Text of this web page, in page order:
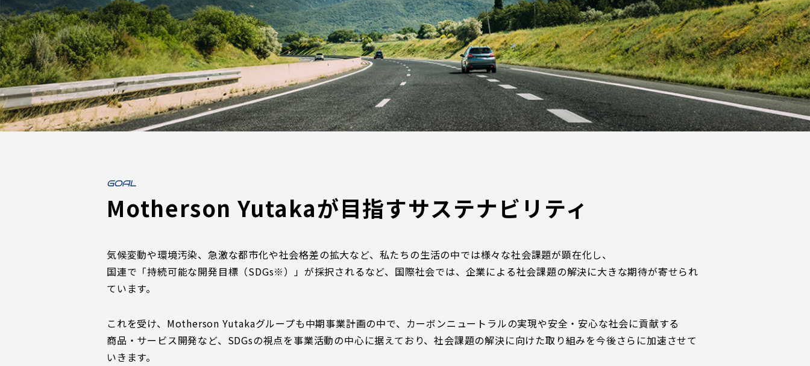
GOAL
Motherson Yutakaが目指すサステナビリティ
気候変動や環境汚染、急激な都市化や社会格差の拡大など、私たちの生活の中では様々な社会課題が顕在化し、
国連で「持続可能な開発目標（SDGs※）」が採択されるなど、国際社会では、企業による社会課題の解決に大きな期待が寄せられ
ています。
これを受け、Motherson Yutakaグループも中期事業計画の中で、カーボンニュートラルの実現や安全・安心な社会に貢献する
商品・サービス開発など、SDGsの視点を事業活動の中心に据えており、社会課題の解決に向けた取り組みを今後さらに加速させて
いきます。